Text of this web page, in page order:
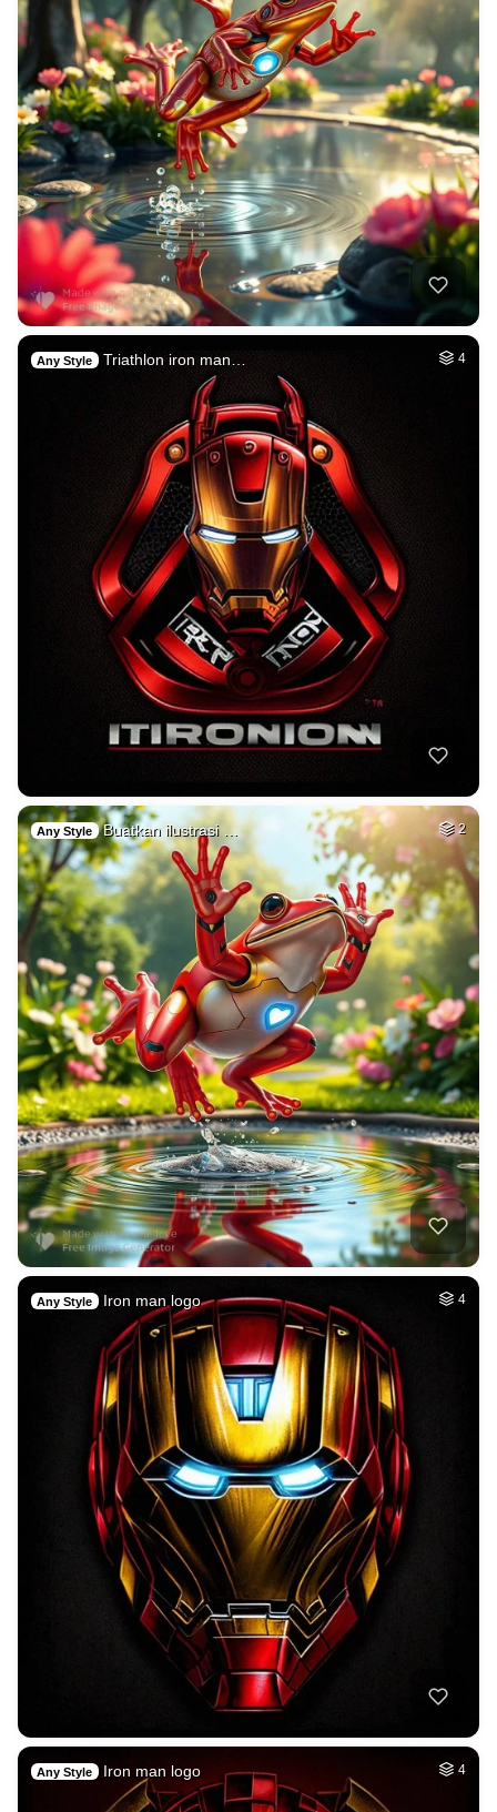
Any Style Triathlon iron man… 4
Any Style Buatkan ilustrasi … 2
Any Style Iron man logo 4
Any Style Iron man logo 4